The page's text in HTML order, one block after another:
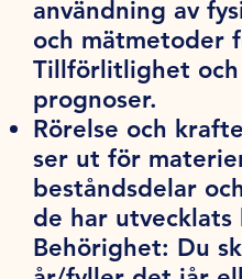
användning av
och mätmetoder
Tillförlitlighet
prognoser.
Rörelse och
ser ut för
beståndsdelar
de har
Behörighet: Du